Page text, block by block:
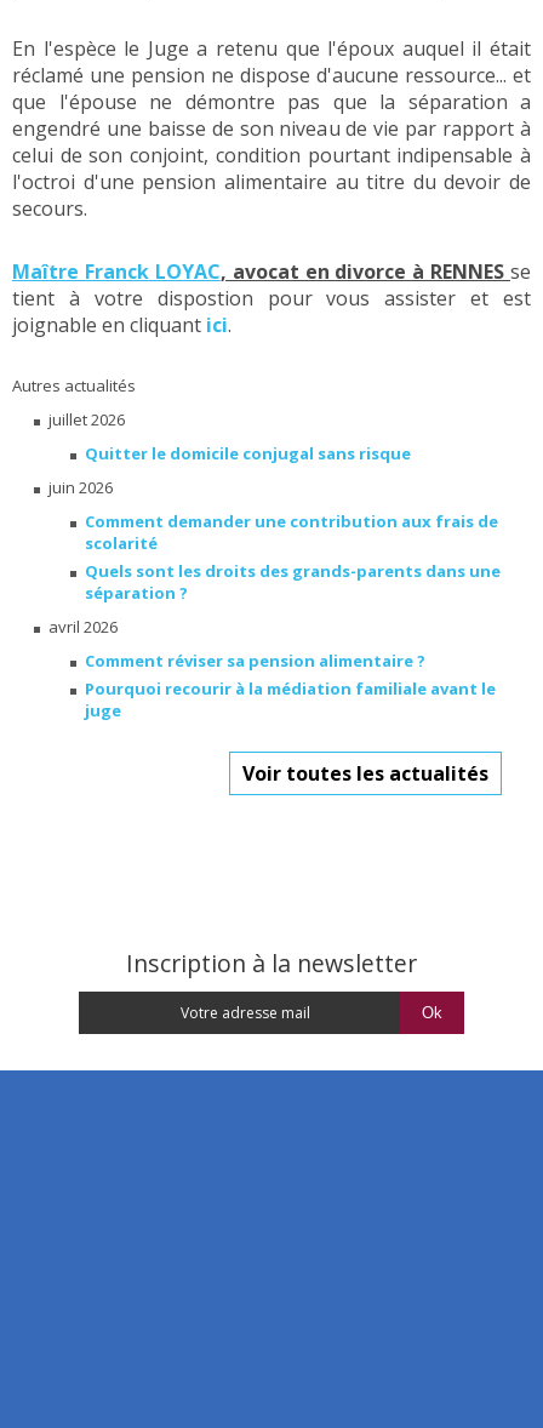
En l'espèce le Juge a retenu que l'époux auquel il était
réclamé une pension ne dispose d'aucune ressource... et
que l'épouse ne démontre pas que la séparation a
engendré une baisse de son niveau de vie par rapport à
celui de son conjoint, condition pourtant indipensable à
l'octroi d'une pension alimentaire au titre du devoir de
secours.
Maître Franck LOYAC, avocat en divorce à RENNES se
tient à votre dispostion pour vous assister et est
joignable en cliquant ici.
Autres actualités
juillet 2026
Quitter le domicile conjugal sans risque
juin 2026
Comment demander une contribution aux frais de
scolarité
Quels sont les droits des grands-parents dans une
séparation ?
avril 2026
Comment réviser sa pension alimentaire ?
Pourquoi recourir à la médiation familiale avant le
juge
Voir toutes les actualités
Inscription à la newsletter